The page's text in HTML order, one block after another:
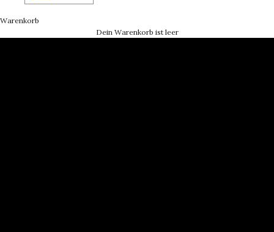
Warenkorb
Dein Warenkorb ist leer